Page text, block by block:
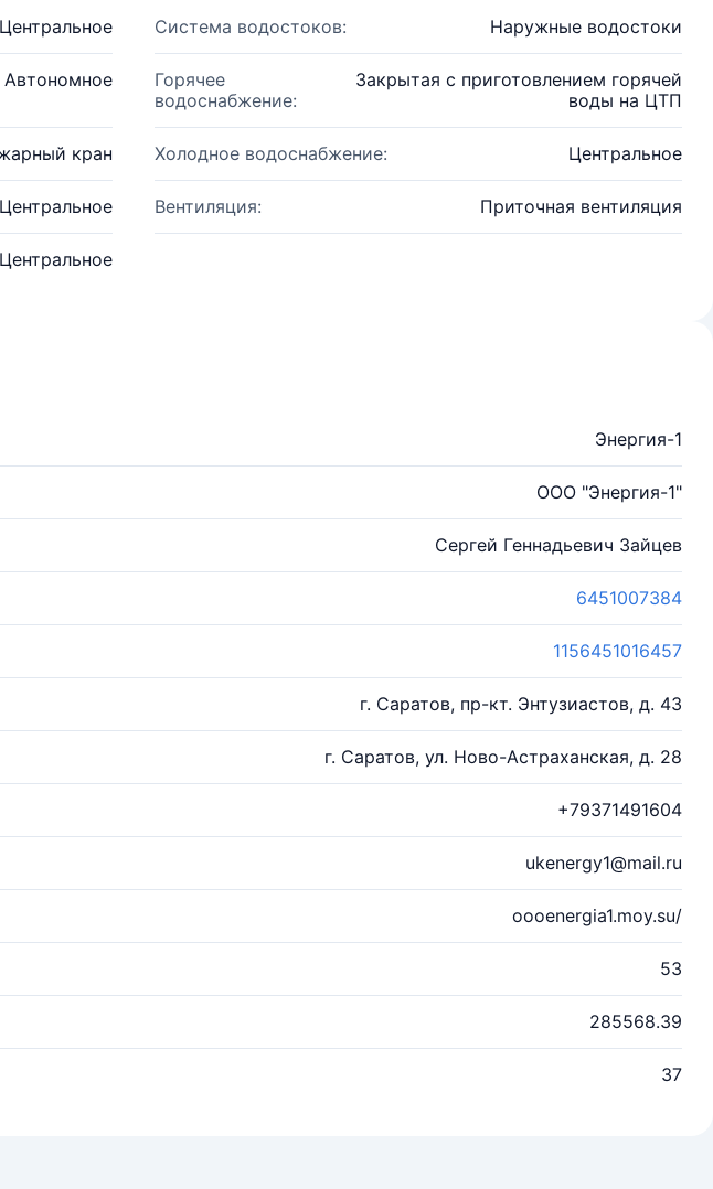
Центральное Система водостоков: Наружные водостоки
Автономное
Горячее
водоснабжение:
Закрытая с приготовлением горячей
воды на ЦТП
кран Холодное водоснабжение: Центральное
Центральное Вентиляция: Приточная вентиляция
Центральное
Энергия-1
ООО "Энергия-1"
Сергей Геннадьевич Зайцев
6451007384
1156451016457
г. Саратов, пр-кт. Энтузиастов, д. 43
г. Саратов, ул. Ново-Астраханская, д. 28
+79371491604
ukenergy1@mail.ru
oooenergia1.moy.su/
53
285568.39
37